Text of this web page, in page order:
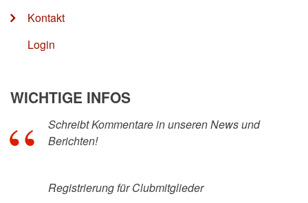
Kontakt
Login
WICHTIGE INFOS
Schreibt Kommentare in unseren News und
Berichten!
Registrierung für Clubmitglieder